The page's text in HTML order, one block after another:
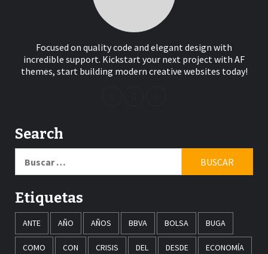
Focused on quality code and elegant design with
incredible support. Kickstart your next project with AF
themes, start building modern creative websites today!
Search
Etiquetas
ANTE AÑO AÑOS BBVA BOLSA BUGA
COMO CON CRISIS DEL DESDE ECONOMÍA